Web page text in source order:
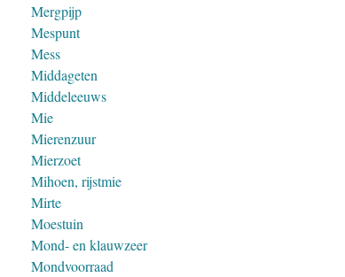
Mergpijp
Mespunt
Mess
Middageten
Middeleeuws
Mie
Mierenzuur
Mierzoet
Mihoen, rijstmie
Mirte
Moestuin
Mond- en klauwzeer
Mondvoorraad